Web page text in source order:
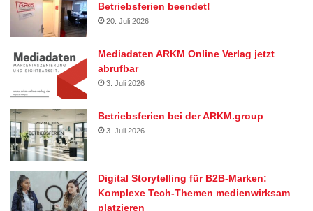
Betriebsferien beendet!
20. Juli 2026
Mediadaten ARKM Online Verlag jetzt
abrufbar
3. Juli 2026
Betriebsferien bei der ARKM.group
3. Juli 2026
Digital Storytelling für B2B-Marken:
Komplexe Tech-Themen medienwirksam
platzieren